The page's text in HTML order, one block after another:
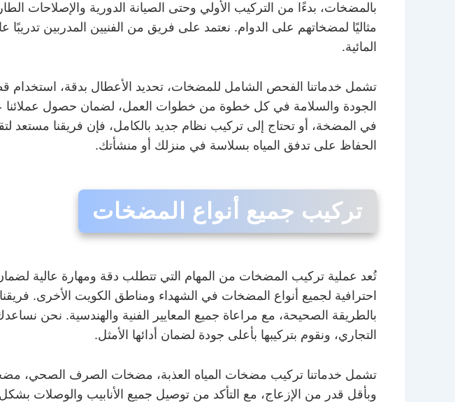
بالمضخات، بدءًا من التركيب الأولي وحتى الصيانة الدورية والإصلاحات
مثاليًا لمضخاتهم على الدوام. نعتمد على فريق من الفنيين المدربين تدريبًا
المائية.
تشمل خدماتنا الفحص الشامل للمضخات، تحديد الأعطال بدقة، استخدام
الجودة والسلامة في كل خطوة من خطوات العمل، لضمان حصول
في المضخة، أو تحتاج إلى تركيب نظام جديد بالكامل، فإن فريقنا مستعد
الحفاظ على تدفق المياه بسلاسة في منزلك أو منشأتك.
تركيب جميع أنواع المضخات
تُعد عملية تركيب المضخات من المهام التي تتطلب دقة ومهارة عالية
احترافية لجميع أنواع المضخات في الشهداء ومناطق الكويت الأخرى.
بالطريقة الصحيحة، مع مراعاة جميع المعايير الفنية والهندسية. نحن
التجاري، ونقوم بتركيبها بأعلى جودة لضمان أدائها الأمثل.
تشمل خدماتنا تركيب مضخات المياه العذبة، مضخات الصرف الصحي،
وبأقل قدر من الإزعاج، مع التأكد من توصيل جميع الأنابيب والوصلات